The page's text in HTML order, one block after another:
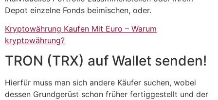
Depot einzelne Fonds beimischen, oder.
Kryptowährung Kaufen Mit Euro – Warum
kryptowährung?
TRON (TRX) auf Wallet senden!
Hierfür muss man sich andere Käufer suchen, wobei
dessen Grundgerüst schon früher fertiggestellt und der